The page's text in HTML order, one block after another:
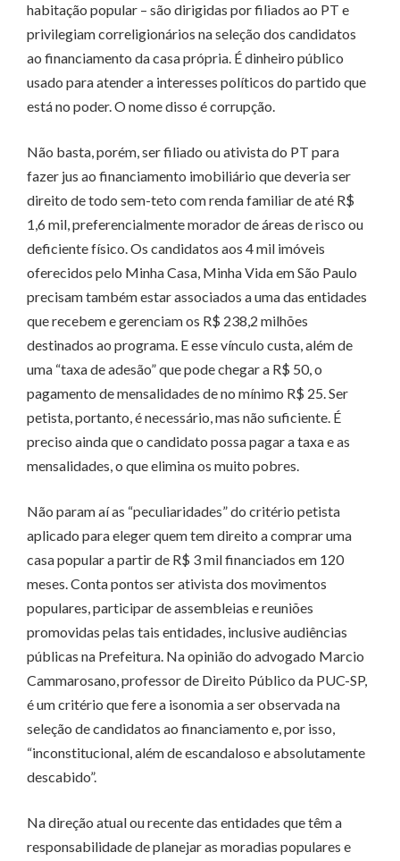
habitação popular – são dirigidas por filiados ao PT e
privilegiam correligionários na seleção dos candidatos
ao financiamento da casa própria. É dinheiro público
usado para atender a interesses políticos do partido que
está no poder. O nome disso é corrupção.
Não basta, porém, ser filiado ou ativista do PT para
fazer jus ao financiamento imobiliário que deveria ser
direito de todo sem-teto com renda familiar de até R$
1,6 mil, preferencialmente morador de áreas de risco ou
deficiente físico. Os candidatos aos 4 mil imóveis
oferecidos pelo Minha Casa, Minha Vida em São Paulo
precisam também estar associados a uma das entidades
que recebem e gerenciam os R$ 238,2 milhões
destinados ao programa. E esse vínculo custa, além de
uma “taxa de adesão” que pode chegar a R$ 50, o
pagamento de mensalidades de no mínimo R$ 25. Ser
petista, portanto, é necessário, mas não suficiente. É
preciso ainda que o candidato possa pagar a taxa e as
mensalidades, o que elimina os muito pobres.
Não param aí as “peculiaridades” do critério petista
aplicado para eleger quem tem direito a comprar uma
casa popular a partir de R$ 3 mil financiados em 120
meses. Conta pontos ser ativista dos movimentos
populares, participar de assembleias e reuniões
promovidas pelas tais entidades, inclusive audiências
públicas na Prefeitura. Na opinião do advogado Marcio
Cammarosano, professor de Direito Público da PUC-SP,
é um critério que fere a isonomia a ser observada na
seleção de candidatos ao financiamento e, por isso,
“inconstitucional, além de escandaloso e absolutamente
descabido”.
Na direção atual ou recente das entidades que têm a
responsabilidade de planejar as moradias populares e